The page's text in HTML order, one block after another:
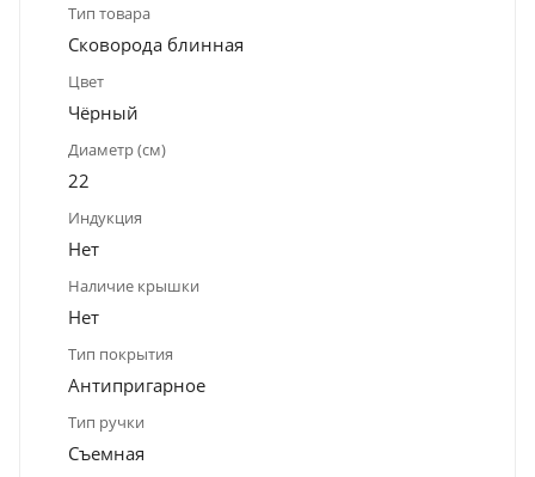
Тип товара
Сковорода блинная
Цвет
Чёрный
Диаметр (см)
22
Индукция
Нет
Наличие крышки
Нет
Тип покрытия
Антипригарное
Тип ручки
Съемная